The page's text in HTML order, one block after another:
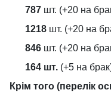
787 шт. (+20 на
1218 шт. (+20 на
846 шт. (+20 на
164 шт. (+5 на
Крім того (перелік